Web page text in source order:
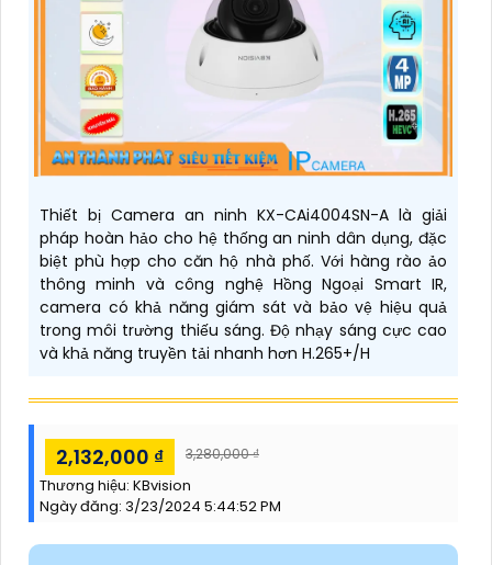
Thiết bị Camera an ninh KX-CAi4004SN-A là giải
pháp hoàn hảo cho hệ thống an ninh dân dụng, đặc
biệt phù hợp cho căn hộ nhà phố. Với hàng rào ảo
thông minh và công nghệ Hồng Ngoại Smart IR,
camera có khả năng giám sát và bảo vệ hiệu quả
trong môi trường thiếu sáng. Độ nhạy sáng cực cao
và khả năng truyền tải nhanh hơn H.265+/H
2,132,000 ₫ 3,280,000 ₫
Thương hiệu: KBvision
Ngày đăng: 3/23/2024 5:44:52 PM